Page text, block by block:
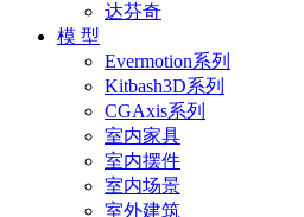
达芬奇
模 型
Evermotion系列
Kitbash3D系列
CGAxis系列
室内家具
室内摆件
室内场景
室外建筑